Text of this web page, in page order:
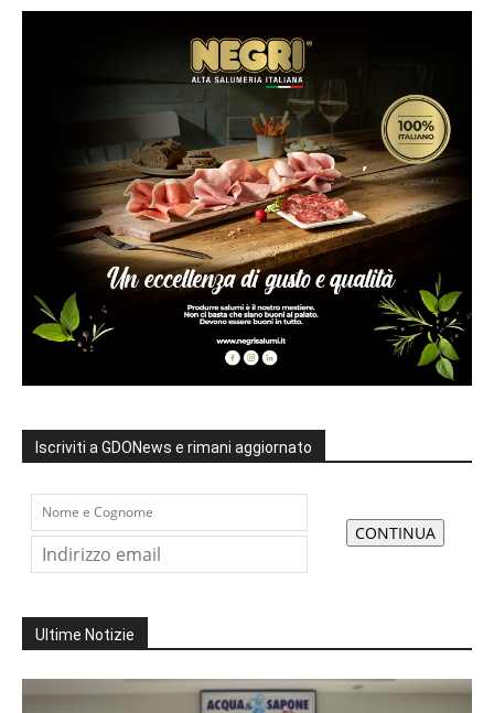
Iscriviti a GDONews e rimani aggiornato
Ultime Notizie